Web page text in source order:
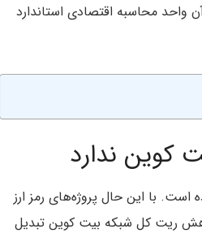
محاسبه اقتصادی استاندارد
کوین ندارد
است. با این حال پروژه‌های رمز ارز
در همین کشور راه‌اندازی شده‌اند. چین نیز به خانه‌ای برای بیش از ۶۰٪هش ریت کل شبکه بیت کوین تبدیل